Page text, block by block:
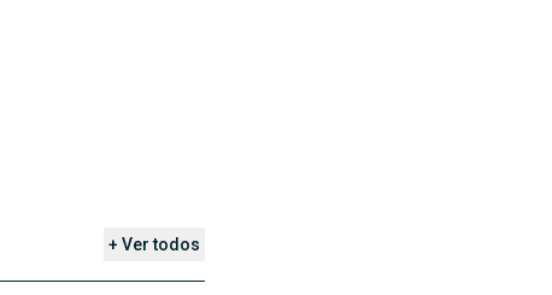
+ Ver todos